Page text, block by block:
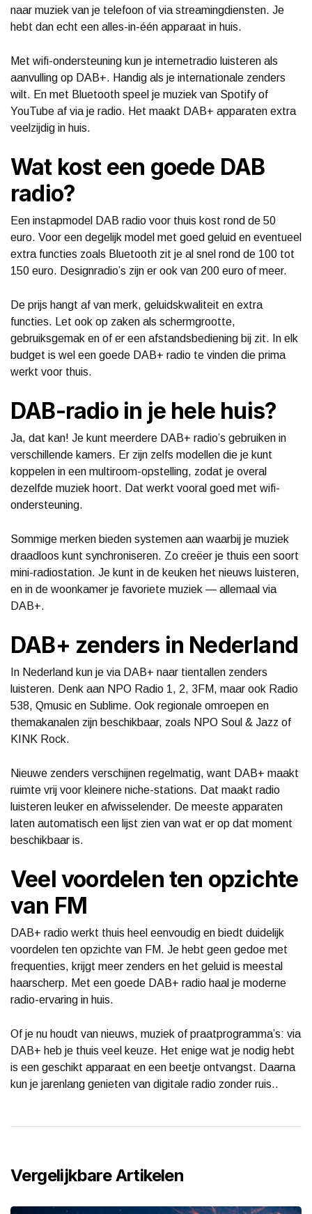
naar muziek van je telefoon of via streamingdiensten. Je
hebt dan echt een alles-in-één apparaat in huis.
Met wifi-ondersteuning kun je internetradio luisteren als
aanvulling op DAB+. Handig als je internationale zenders
wilt. En met Bluetooth speel je muziek van Spotify of
YouTube af via je radio. Het maakt DAB+ apparaten extra
veelzijdig in huis.
Wat kost een goede DAB
radio?
Een instapmodel DAB radio voor thuis kost rond de 50
euro. Voor een degelijk model met goed geluid en eventueel
extra functies zoals Bluetooth zit je al snel rond de 100 tot
150 euro. Designradio’s zijn er ook van 200 euro of meer.
De prijs hangt af van merk, geluidskwaliteit en extra
functies. Let ook op zaken als schermgrootte,
gebruiksgemak en of er een afstandsbediening bij zit. In elk
budget is wel een goede DAB+ radio te vinden die prima
werkt voor thuis.
DAB-radio in je hele huis?
Ja, dat kan! Je kunt meerdere DAB+ radio’s gebruiken in
verschillende kamers. Er zijn zelfs modellen die je kunt
koppelen in een multiroom-opstelling, zodat je overal
dezelfde muziek hoort. Dat werkt vooral goed met wifi-
ondersteuning.
Sommige merken bieden systemen aan waarbij je muziek
draadloos kunt synchroniseren. Zo creëer je thuis een soort
mini-radiostation. Je kunt in de keuken het nieuws luisteren,
en in de woonkamer je favoriete muziek — allemaal via
DAB+.
DAB+ zenders in Nederland
In Nederland kun je via DAB+ naar tientallen zenders
luisteren. Denk aan NPO Radio 1, 2, 3FM, maar ook Radio
538, Qmusic en Sublime. Ook regionale omroepen en
themakanalen zijn beschikbaar, zoals NPO Soul & Jazz of
KINK Rock.
Nieuwe zenders verschijnen regelmatig, want DAB+ maakt
ruimte vrij voor kleinere niche-stations. Dat maakt radio
luisteren leuker en afwisselender. De meeste apparaten
laten automatisch een lijst zien van wat er op dat moment
beschikbaar is.
Veel voordelen ten opzichte
van FM
DAB+ radio werkt thuis heel eenvoudig en biedt duidelijk
voordelen ten opzichte van FM. Je hebt geen gedoe met
frequenties, krijgt meer zenders en het geluid is meestal
haarscherp. Met een goede DAB+ radio haal je moderne
radio-ervaring in huis.
Of je nu houdt van nieuws, muziek of praatprogramma’s: via
DAB+ heb je thuis veel keuze. Het enige wat je nodig hebt
is een geschikt apparaat en een beetje ontvangst. Daarna
kun je jarenlang genieten van digitale radio zonder ruis..
Vergelijkbare Artikelen